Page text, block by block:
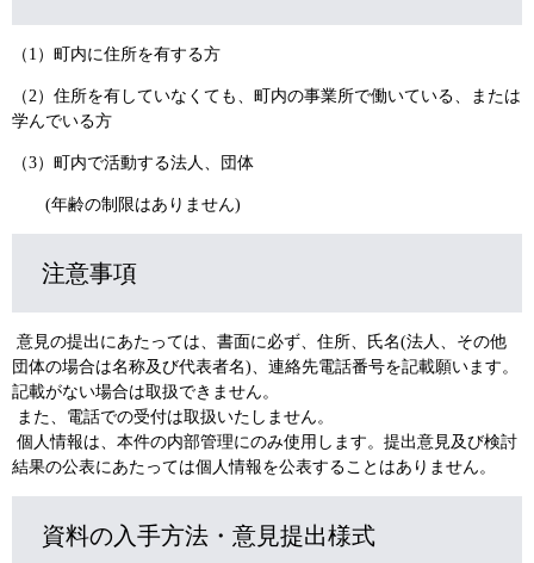
（1）町内に住所を有する方
（2）住所を有していなくても、町内の事業所で働いている、または
学んでいる方
（3）町内で活動する法人、団体
(年齢の制限はありません)
注意事項
意見の提出にあたっては、書面に必ず、住所、氏名(法人、その他
団体の場合は名称及び代表者名)、連絡先電話番号を記載願います。
記載がない場合は取扱できません。
また、電話での受付は取扱いたしません。
個人情報は、本件の内部管理にのみ使用します。提出意見及び検討
結果の公表にあたっては個人情報を公表することはありません。
資料の入手方法・意見提出様式